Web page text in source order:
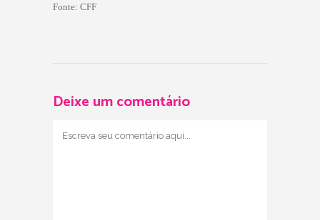
Fonte: CFF
Deixe um comentário